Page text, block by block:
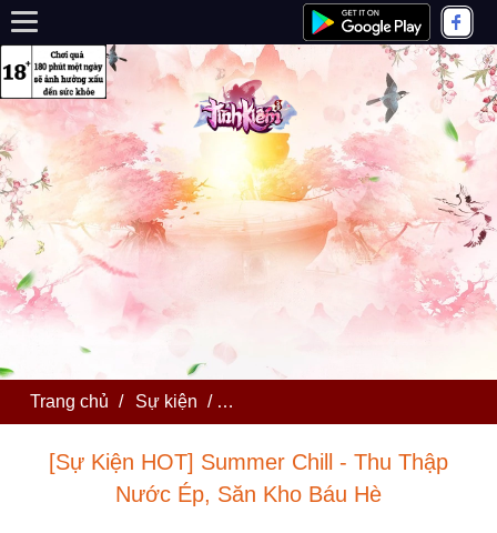
Trang chủ / Sự kiện / [Sự Kiện HOT] Summer Chill -
[Sự Kiện HOT] Summer Chill - Thu Thập
Nước Ép, Săn Kho Báu Hè